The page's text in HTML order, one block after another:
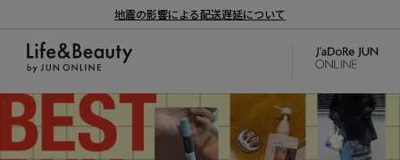
地震の影響による配送遅延について